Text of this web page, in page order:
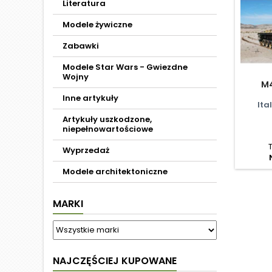
Literatura
Modele żywiczne
Zabawki
Modele Star Wars - Gwiezdne
Wojny
Inne artykuły
Artykuły uszkodzone,
niepełnowartościowe
Wyprzedaż
Modele architektoniczne
MARKI
NAJCZĘŚCIEJ KUPOWANE